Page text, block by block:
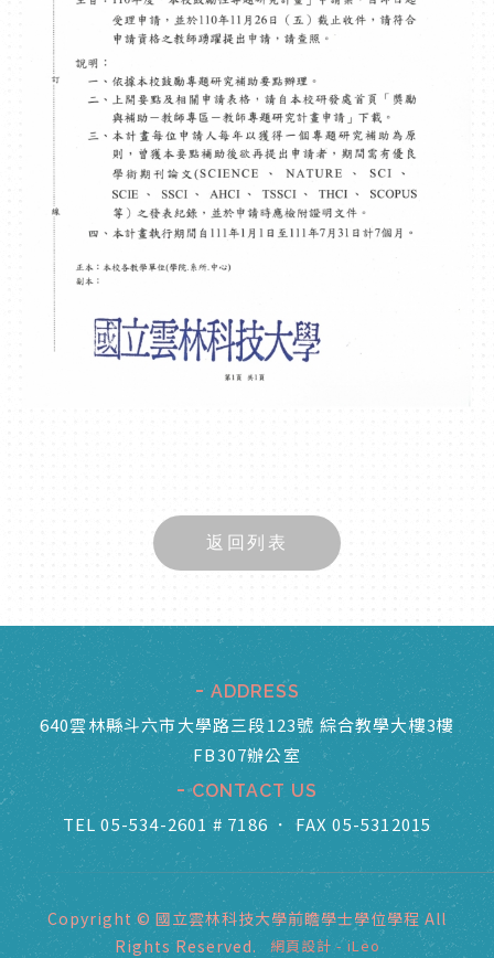
返回列表
ADDRESS
640雲林縣斗六市大學路三段123號 綜合教學大樓3樓
FB307辦公室
CONTACT US
TEL 05-534-2601 # 7186 ． FAX 05-5312015
Copyright © 國立雲林科技大學前瞻學士學位學程 All
Rights Reserved.
網頁設計 -iLeo